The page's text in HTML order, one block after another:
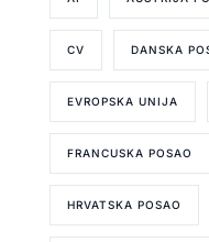
CV DANSKA
EVROPSKA UNIJA
FRANCUSKA POSAO
HRVATSKA POSAO